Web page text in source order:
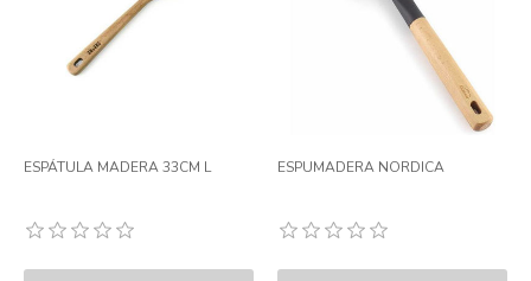
ESPÁTULA MADERA 33CM L ESPUMADERA NORDICA